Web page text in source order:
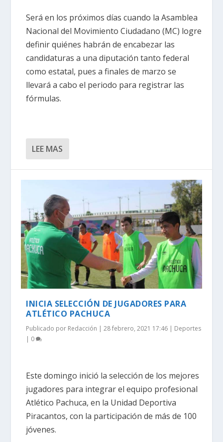
Será en los próximos días cuando la Asamblea
Nacional del Movimiento Ciudadano (MC) logre
definir quiénes habrán de encabezar las
candidaturas a una diputación tanto federal
como estatal, pues a finales de marzo se
llevará a cabo el periodo para registrar las
fórmulas.
LEE MAS
INICIA SELECCIÓN DE JUGADORES PARA
ATLÉTICO PACHUCA
Publicado por Redacción |28 febrero, 2021 17:46 | Deportes
| 0
Este domingo inició la selección de los mejores
jugadores para integrar el equipo profesional
Atlético Pachuca, en la Unidad Deportiva
Piracantos, con la participación de más de 100
jóvenes.